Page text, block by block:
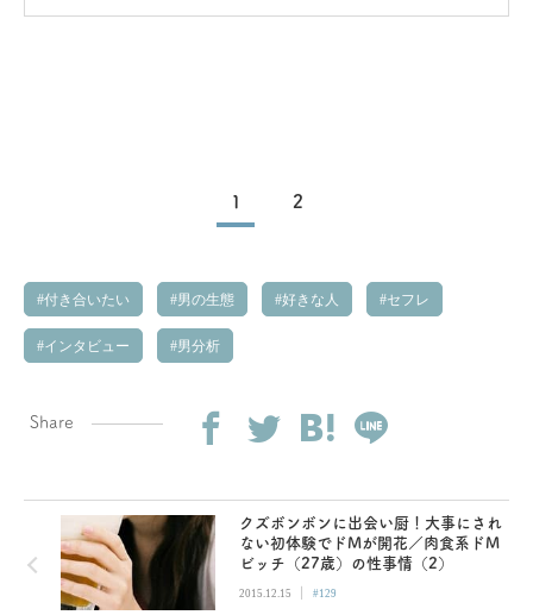
相手よりも本命彼氏
1 2
付き合いたい 男の生態 好きな人 セフレ
インタビュー 男分析
Share
クズボンボンに出会い厨！大事にされ
ない初体験でドMが開花／肉食系ドM
ビッチ（27歳）の性事情（2）
2015.12.15 | #129